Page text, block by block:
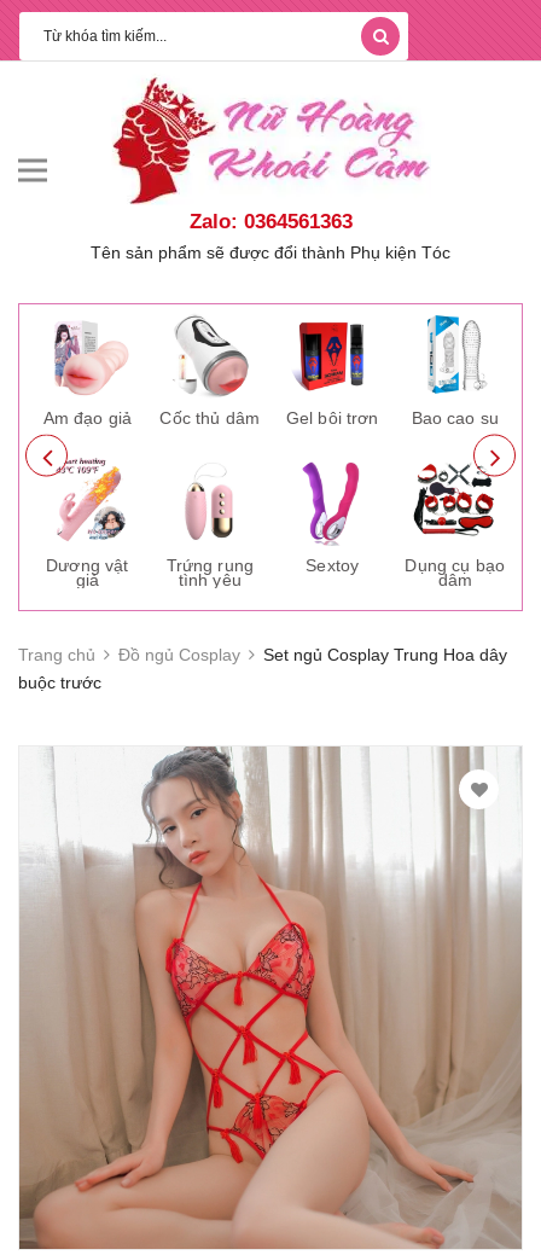
Zalo: 0364561363
Tên sản phẩm sẽ được đổi thành Phụ kiện Tóc
Âm đạo giả
Dương vật
giả
Cốc thủ dâm
Trứng rung
tình yêu
Gel bôi trơn
Sextoy
Bao cao su
Dụng cụ bạo
dâm
Trang chủ Đồ ngủ Cosplay
Set ngủ Cosplay Trung Hoa dây
buộc trước